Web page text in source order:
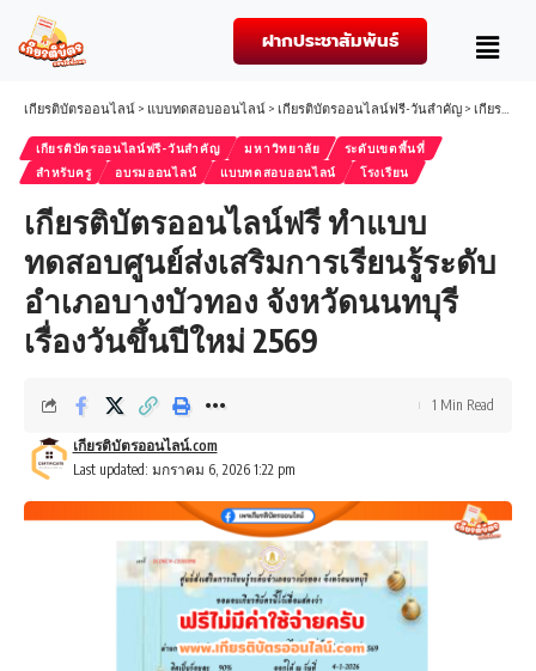
ฝากประชาสัมพันธ์
เกียรติบัตรออนไลน์ > แบบทดสอบออนไลน์ > เกียรติบัตรออนไลน์ฟรี-วันสำคัญ > เกียรติบัตรออนไลน์ฟรี ทำแบบทดสอบศูนย์ส่งเสริมการเรียนรู้ระดับอำเภอบางบัวทอง จังหวัดนนทบุรี เรื่องวันขึ้นปีใหม่ 2569
เกียรติบัตรออนไลน์ฟรี-วันสำคัญ มหาวิทยาลัย
ระดับเขตพื้นที่
สำหรับครู
อบรมออนไลน์ แบบทดสอบออนไลน์ โรงเรียน
เกียรติบัตรออนไลน์ฟรี ทำแบบ
ทดสอบศูนย์ส่งเสริมการเรียนรู้ระดับ
อำเภอบางบัวทอง จังหวัดนนทบุรี
เรื่องวันขึ้นปีใหม่ 2569
Last updated: มกราคม 6, 2026 1:22 pm
เกียรติบัตรออนไลน์.com
1 Min Read